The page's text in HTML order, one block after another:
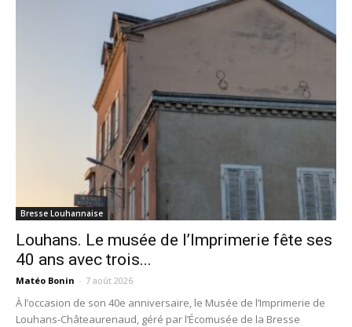
Bresse Louhannaise
Louhans. Le musée de l’Imprimerie fête ses
40 ans avec trois...
Matéo Bonin - 7 août 2026
À l’occasion de son 40e anniversaire, le Musée de l’Imprimerie de
Louhans-Châteaurenaud, géré par l’Écomusée de la Bresse